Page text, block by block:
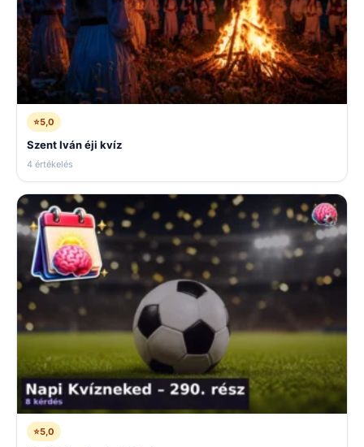
⭐5,0
Szent Iván éji kvíz
4 értékelés
⭐5,0